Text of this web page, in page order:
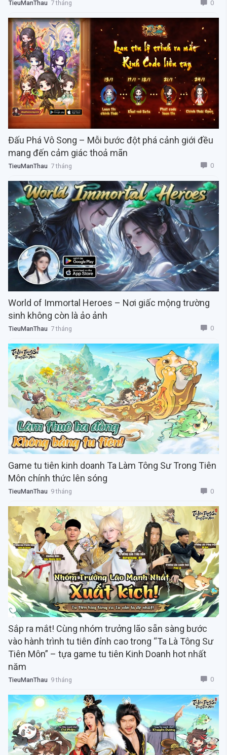
TieuManThau 7 tháng 0
Đấu Phá Vô Song – Mỗi bước đột phá cảnh giới đều
mang đến cảm giác thoả mãn
TieuManThau 7 tháng 0
World of Immortal Heroes – Nơi giấc mộng trường
sinh không còn là ảo ảnh
TieuManThau 7 tháng 0
Game tu tiên kinh doanh Ta Làm Tông Sư Trong Tiên
Môn chính thức lên sóng
TieuManThau 9 tháng 0
Sắp ra mắt! Cùng nhóm trưởng lão sẵn sàng bước
vào hành trình tu tiên đỉnh cao trong “Ta Là Tông Sư
Tiên Môn” – tựa game tu tiên Kinh Doanh hot nhất
năm
TieuManThau 9 tháng 0